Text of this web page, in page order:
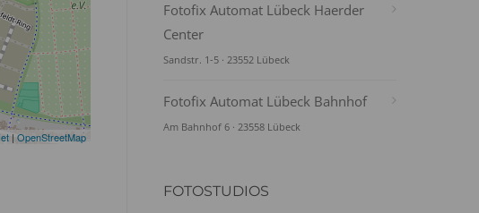
| OpenStreetMap
Fotofix Automat Lübeck Haerder
Center
Sandstr. 1-5 · 23552 Lübeck
Fotofix Automat Lübeck Bahnhof
Am Bahnhof 6 · 23558 Lübeck
FOTOSTUDIOS